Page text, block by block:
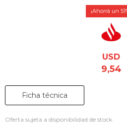
51
USD
9,54
Ficha técnica
Oferta sujeta a disponibilidad de stock.